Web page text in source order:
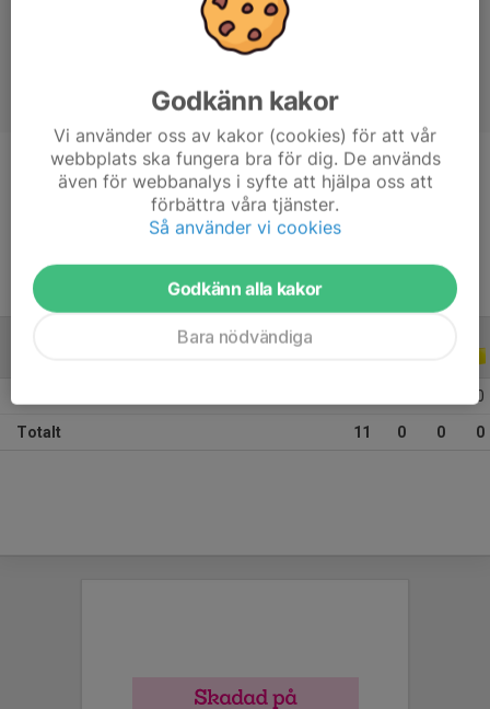
Position
-
13 år
0
Totalt 11 0 0 0
Godkänn kakor
Vi använder oss av kakor (cookies) för att vår
webbplats ska fungera bra för dig. De används
även för webbanalys i syfte att hjälpa oss att
förbättra våra tjänster.
Så använder vi cookies
Godkänn alla kakor
Bara nödvändiga